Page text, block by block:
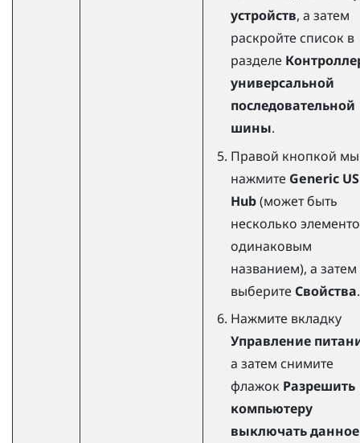
устройств, а затем
раскройте список в
разделе
универсальной
последовательной
шины.
Правой кнопкой
нажмите Generic
Hub(может быть
несколько
одинаковым
названием), а затем
выберите Свойства.
Нажмите вкладку
Управление
а затем снимите
флажок Разрешить
компьютеру
выключать данное